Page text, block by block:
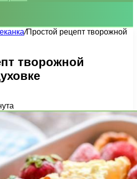
/Простой рецепт творожной
творожной